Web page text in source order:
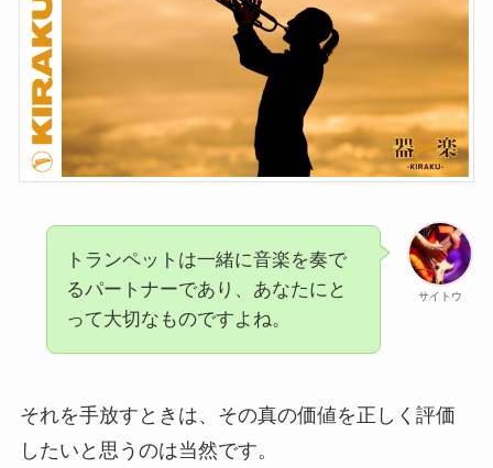
サイトウ
トランペットは一緒に音楽を奏で
るパートナーであり、あなたにと
って大切なものですよね。
それを手放すときは、その真の価値を正しく評価
したいと思うのは当然です。